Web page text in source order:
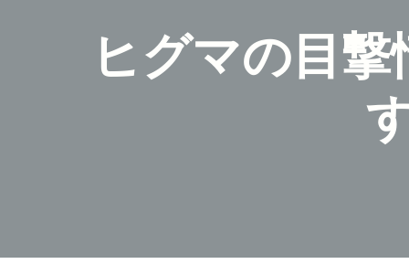
ヒグマの目